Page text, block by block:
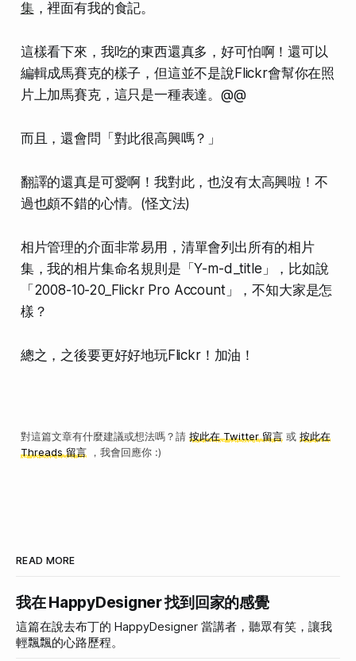
集，裡面有我的食記。
這樣看下來，我吃的東西還真多，好可怕啊！還可以
編輯成馬賽克的樣子，但這並不是說Flickr會幫你在照
片上加馬賽克，這只是一種表達。@@
而且，還會問「對此很高興嗎？」
翻譯的還真是可愛啊！我對此，也沒有太高興啦！不
過也頗不錯的心情。(怪文法)
相片管理的介面非常易用 ，清單會列出所有的相片
集，我的相片集命名規則是「Y-m-d_title」，比如說
「2008-10-20_Flickr Pro Account」，不知大家是怎
樣？
總之，之後要更好好地玩Flickr！加油！
對這篇文章有什麼建議或想法嗎？請 按此在 Twitter 留言或 按此在
Threads 留言，我會回應你 :)
READ MORE
我在 HappyDesigner 找到回家的感覺
這篇在說去布丁的 HappyDesigner 當講者，聽眾有笑，讓我
輕飄飄的心路歷程。